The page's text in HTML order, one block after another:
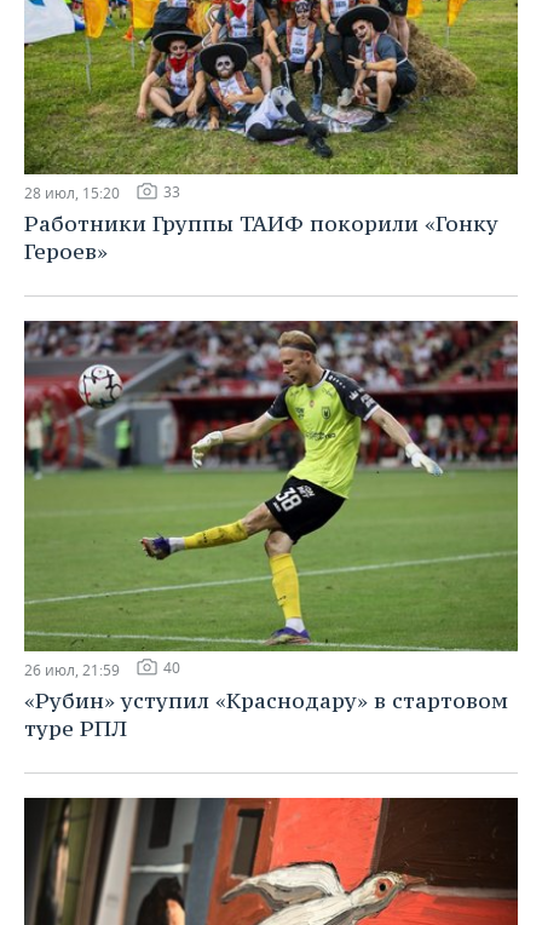
28 июл, 15:20 33
Работники Группы ТАИФ покорили «Гонку
Героев»
26 июл, 21:59 40
«Рубин» уступил «Краснодару» в стартовом
туре РПЛ